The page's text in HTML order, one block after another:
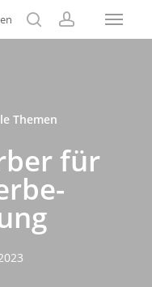
searchaccount
Menu
Themen
für